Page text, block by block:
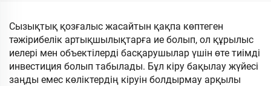
дюймдық LCD экраны
Сызықтық қозғалыс жасайтын қақпа көптеген
тәжірибелік артықшылықтарға ие болып, ол құрылыс
иелері мен объектілерді басқарушылар үшін өте тиімді
инвестиция болып табылады. Бұл кіру бақылау жүйесі
заңды емес көліктердің кіруін болдырмау арқылы